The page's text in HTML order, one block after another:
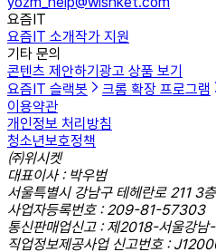
요즘IT
요즘IT 소개작가 지원
기타 문의
콘텐츠 제안하기 광고 상품 보기
요즘IT 슬랙봇
크롬 확장 프로그램
이용약관
개인정보 처리방침
청소년보호정책
㈜위시켓
대표이사 : 박우범
서울특별시 강남구 테헤란로 211 3
사업자등록번호 : 209-81-57303
통신판매업신고 : 제2018-서울강
직업정보제공사업 신고번호 :